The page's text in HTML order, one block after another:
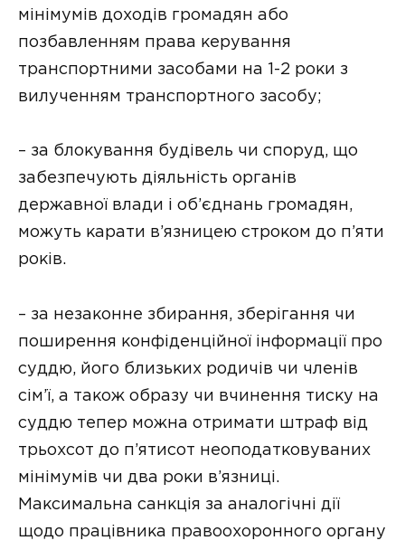
мінімумів доходів громадян або
позбавленням права керування
транспортними засобами на 1-2 роки з
вилученням транспортного засобу;
– за блокування будівель чи споруд, що
забезпечують діяльність органів
державної влади і об’єднань громадян,
можуть карати в’язницею строком до п’яти
років.
– за незаконне збирання, зберігання чи
поширення конфіденційної інформації про
суддю, його близьких родичів чи членів
сім’ї, а також образу чи вчинення тиску на
суддю тепер можна отримати штраф від
трьохсот до п’ятисот неоподатковуваних
мінімумів чи два роки в’язниці.
Максимальна санкція за аналогічні дії
щодо працівника правоохоронного органу